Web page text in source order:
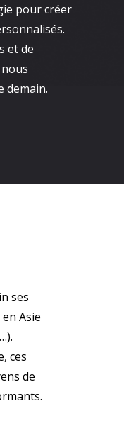
pour créer
et de
demain.
ses
Asie
ces
de